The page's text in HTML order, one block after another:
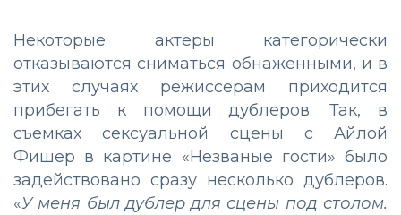
Некоторые актеры категорически
отказываются сниматься обнаженными, и в
этих случаях режиссерам приходится
прибегать к помощи дублеров. Так, в
съемках сексуальной сцены с Айлой
Фишер в картине «Незваные гости» было
задействовано сразу несколько дублеров.
«У меня был дублер для сцены под столом.